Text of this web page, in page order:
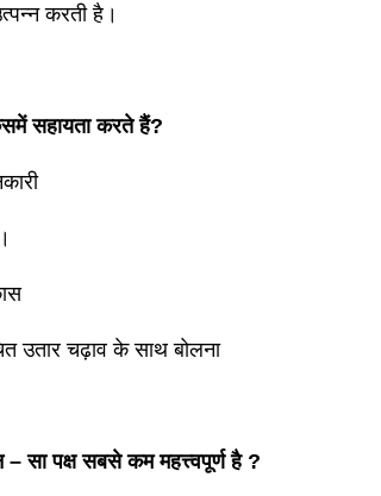
करती है।
सहायता करते हैं?
उतार चढ़ाव के साथ बोलना
पक्ष सबसे कम महत्त्वपूर्ण है ?